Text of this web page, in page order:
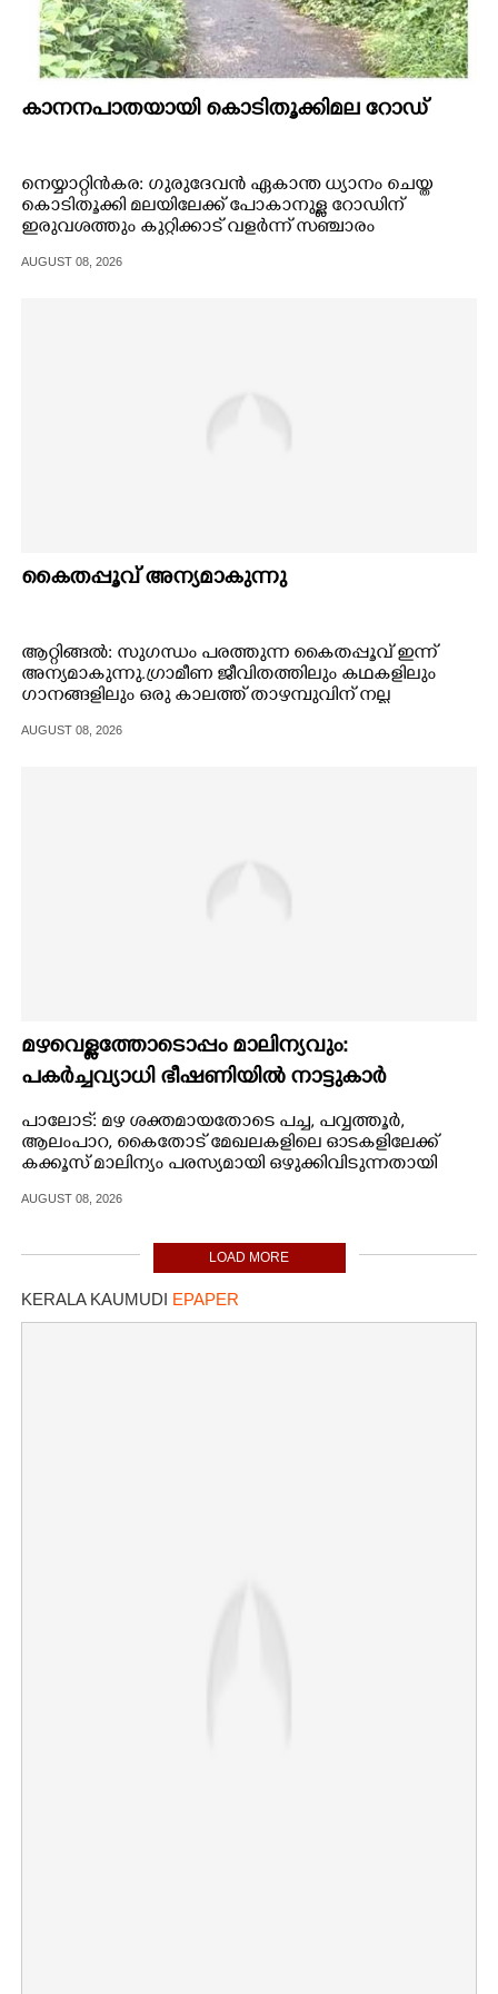
കാനനപാതയായി കൊടിതൂക്കിമല റോഡ്
നെയ്യാറ്റിൻകര: ഗുരുദേവൻ ഏകാന്ത ധ്യാനം ചെയ്ത
കൊടിതൂക്കി മലയിലേക്ക് പോകാനുള്ള റോഡിന്
ഇരുവശത്തും കുറ്റിക്കാട് വളർന്ന് സഞ്ചാരം
AUGUST 08, 2026
കൈതപ്പൂവ് അന്യമാകുന്നു
ആറ്റിങ്ങൽ: സുഗന്ധം പരത്തുന്ന കൈതപ്പൂവ് ഇന്ന്
അന്യമാകുന്നു.ഗ്രാമീണ ജീവിതത്തിലും കഥകളിലും
ഗാനങ്ങളിലും ഒരു കാലത്ത് താഴമ്പുവിന് നല്ല
തീരങ്ങളോട് ചേർന്ന് കണ്ടിരുന്ന കൈതയുടെ പൂവ്
AUGUST 08, 2026
മഴവെള്ളത്തോടൊപ്പം മാലിന്യവും:
പകർച്ചവ്യാധി ഭീഷണിയിൽ നാട്ടുകാർ
പാലോട്: മഴ ശക്തമായതോടെ പച്ച, പവ്വത്തൂർ,
ആലംപാറ, കൈതോട് മേഖലകളിലെ ഓടകളിലേക്ക്
കക്കൂസ് മാലിന്യം പരസ്യമായി ഒഴുക്കിവിടുന്നതായി
ഓടയിലൂടെ മാലിന്യം തുറന്നുവിടുന്നത് രൂക്ഷമായ
കാരണമാകുന്നതായി പരാതിയുണ്ട്.
AUGUST 08, 2026
LOAD MORE
KERALA KAUMUDI EPAPER